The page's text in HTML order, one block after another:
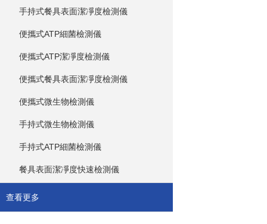
手持式餐具表面潔凈度檢測儀
便攜式ATP細菌檢測儀
便攜式ATP潔凈度檢測儀
便攜式餐具表面潔凈度檢測儀
便攜式微生物檢測儀
手持式微生物檢測儀
手持式ATP細菌檢測儀
餐具表面潔凈度快速檢測儀
查看更多